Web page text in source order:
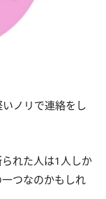
ノリで連絡をし
れた人は1人しか
つなのかもしれ